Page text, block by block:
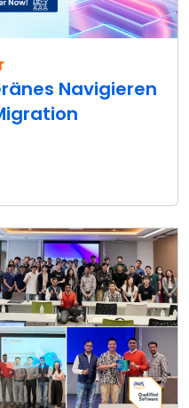
Navigieren